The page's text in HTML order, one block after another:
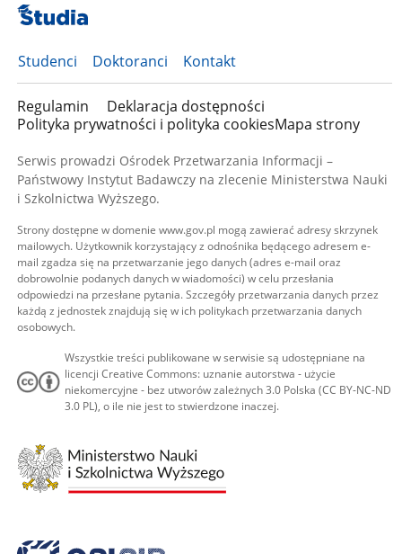
Studenci Doktoranci Kontakt
Regulamin
Deklaracja dostępności
Polityka prywatności i polityka cookiesMapa strony
Serwis prowadzi Ośrodek Przetwarzania Informacji –
Państwowy Instytut Badawczy na zlecenie Ministerstwa Nauki
i Szkolnictwa Wyższego.
Strony dostępne w domenie www.gov.pl mogą zawierać adresy skrzynek
mailowych. Użytkownik korzystający z odnośnika będącego adresem e-
mail zgadza się na przetwarzanie jego danych (adres e-mail oraz
dobrowolnie podanych danych w wiadomości) w celu przesłania
odpowiedzi na przesłane pytania. Szczegóły przetwarzania danych przez
każdą z jednostek znajdują się w ich politykach przetwarzania danych
osobowych.
Wszystkie treści publikowane w serwisie są udostępniane na
licencji Creative Commons: uznanie autorstwa - użycie
niekomercyjne - bez utworów zależnych 3.0 Polska (CC BY-NC-ND
3.0 PL), o ile nie jest to stwierdzone inaczej.